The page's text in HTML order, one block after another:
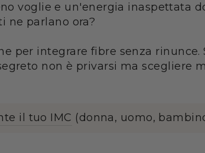
voglie e un'energia inaspettata
ne parlano ora?
per integrare fibre senza
non è privarsi ma scegliere
il tuo IMC (donna, uomo,